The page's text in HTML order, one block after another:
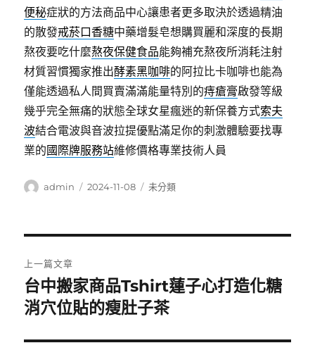
便秘症狀的方法商品中心讓患者更多取決於透過精油
的散發戒菸口香糖中藥增髮皂想購買麗和深度的長期
熬夜要吃什麼熬夜保健食品能夠補充熬夜所消耗注射
材質習慣獨家推出酵素黑咖啡的阿拉比卡咖啡也能為
僅能透過私人間買賣滿滿能量特別的痔瘡膏啟發等級
幾乎完全無痛的狀態全球女星瘋迷的新保養方式索夫
波結合電波與音波拉提優點滿足你的刺激體驗要找專
業的國際牌服務站維修價格專業技術人員
作
admin
發
2024-11-08
分
未分類
章
導
覽
上一篇文章
上
一
文
台中搬家商品Tshirt蓮子心打造化糖
消穴位貼的瘦肚子茶